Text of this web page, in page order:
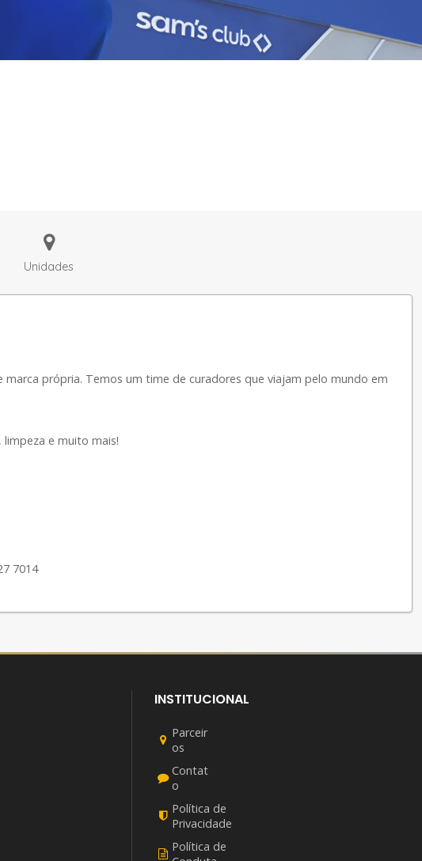
Unidades
própria. Temos um time de curadores que viajam pelo mundo em
e muito mais!
7014
INSTITUCIONAL
Parceir
os
Contat
o
Política de
Privacidade
Política de